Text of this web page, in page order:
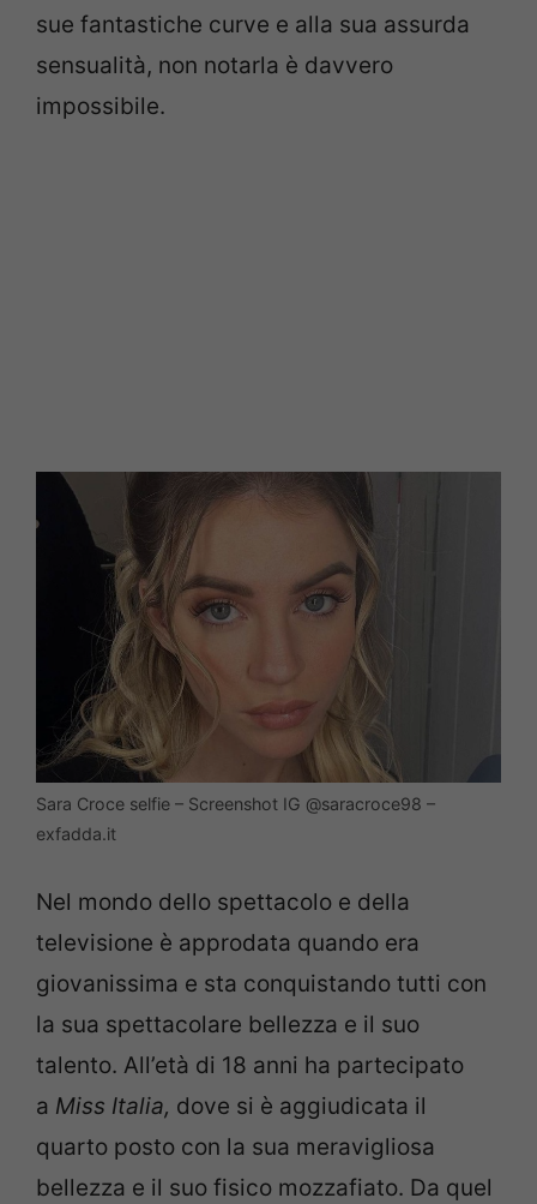
sue fantastiche curve e alla sua assurda
sensualità, non notarla è davvero
impossibile.
Sara Croce selfie – Screenshot IG @saracroce98 –
exfadda.it
Nel mondo dello spettacolo e della
televisione è approdata quando era
giovanissima e sta conquistando tutti con
la sua spettacolare bellezza e il suo
talento. All’età di 18 anni ha partecipato
a Miss Italia, dove si è aggiudicata il
quarto posto con la sua meravigliosa
bellezza e il suo fisico mozzafiato. Da quel